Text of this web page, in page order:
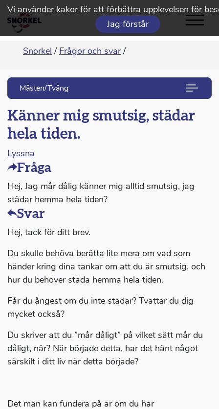
Vi använder kakor för att förbättra upplevelsen för
Jag förstår
Snorkel / Frågor och svar /
Måsten/Tvång
Känner mig smutsig, städar
hela tiden.
Lyssna
Fråga
Hej, Jag mår dålig känner mig alltid smutsig, jag
städar hemma hela tiden?
Svar
Hej, tack för ditt brev.
Du skulle behöva berätta lite mera om vad som
händer kring dina tankar om att du är smutsig, och
hur du behöver städa hemma hela tiden.
Får du ångest om du inte städar? Tvättar du dig
mycket också?
Du skriver att du ”mår dåligt” på vilket sätt mår du
dåligt, när? När började detta, har det hänt något
särskilt i ditt liv när detta började?
Det man kan fundera på är om du har